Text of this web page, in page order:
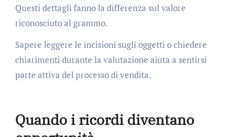
Questi dettagli fanno la differenza sul valore
riconosciuto al grammo.
Sapere leggere le incisioni sugli oggetti o chiedere
chiarimenti durante la valutazione aiuta a sentirsi
parte attiva del processo di vendita.
Quando i ricordi diventano